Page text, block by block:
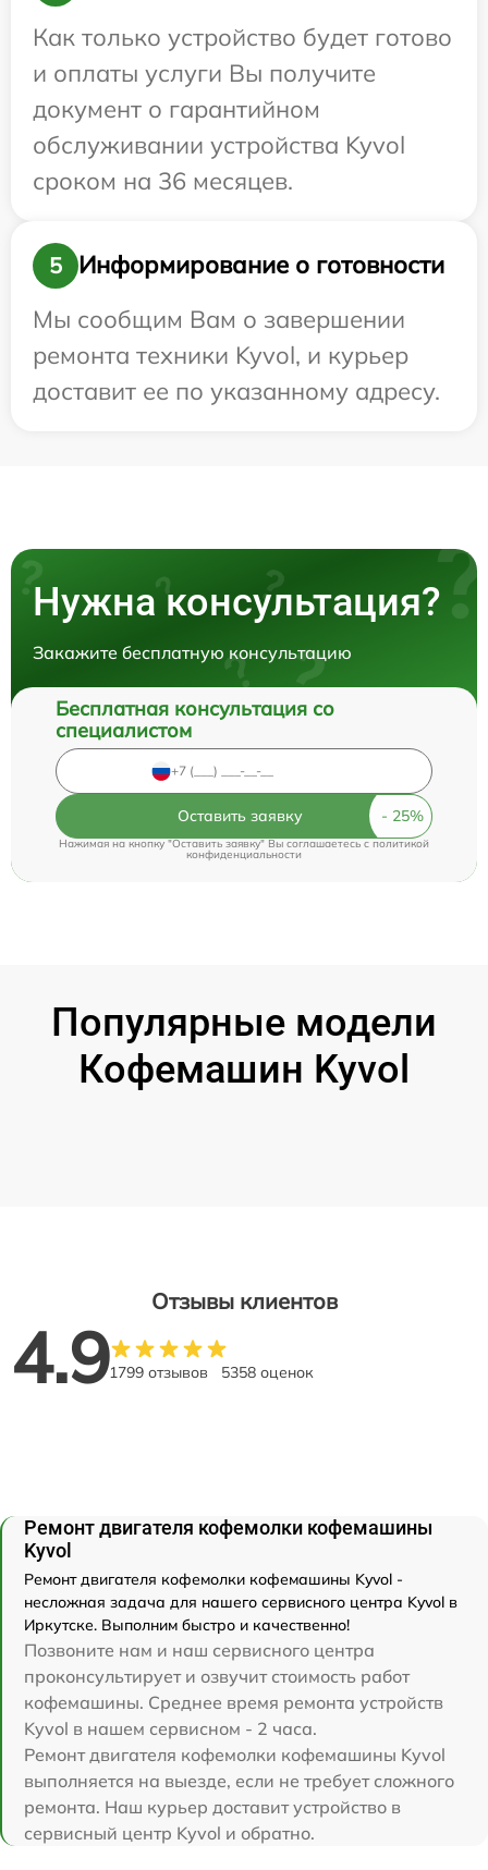
Как только устройство будет готово
и оплаты услуги Вы получите
документ о гарантийном
обслуживании устройства Kyvol
сроком на 36 месяцев.
5
Информирование о готовности
Мы сообщим Вам о завершении
ремонта техники Kyvol, и курьер
доставит ее по указанному адресу.
Нужна консультация?
Закажите бесплатную консультацию
Бесплатная консультация со
специалистом
Оставить заявку
Нажимая на кнопку "Оставить заявку" Вы соглашаетесь cполитикой
конфиденциальности
Популярные модели
Кофемашин Kyvol
Отзывы клиентов
4.91799 отзывов 5358 оценок
Ремонт двигателя кофемолки кофемашины
Kyvol
Ремонт двигателя кофемолки кофемашины Kyvol -
несложная задача для нашего сервисного центра Kyvol в
Иркутске. Выполним быстро и качественно!
Позвоните нам и наш сервисного центра
проконсультирует и озвучит стоимость работ
кофемашины. Среднее время ремонта устройств
Kyvol в нашем сервисном - 2 часа.
Ремонт двигателя кофемолки кофемашины Kyvol
выполняется на выезде, если не требует сложного
ремонта. Наш курьер доставит устройство в
сервисный центр Kyvol и обратно.